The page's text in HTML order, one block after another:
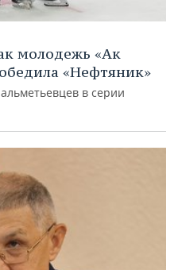
молодежь «Ак
«Нефтяник»
в серии